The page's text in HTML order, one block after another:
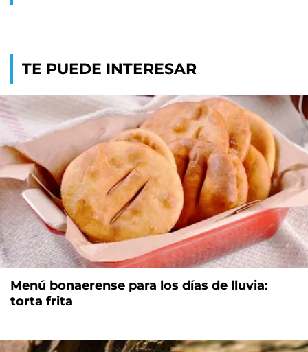
TE PUEDE INTERESAR
Menú bonaerense para los días de lluvia:
torta frita